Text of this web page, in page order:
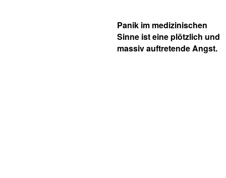
Panik im medizinischen
Sinne ist eine plötzlich und
massiv auftretende Angst.